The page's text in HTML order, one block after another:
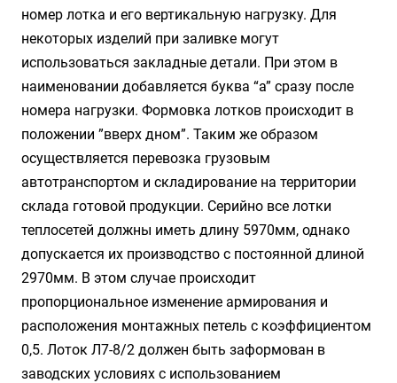
номер лотка и его вертикальную нагрузку. Для
некоторых изделий при заливке могут
использоваться закладные детали. При этом в
наименовании добавляется буква “а” сразу после
номера нагрузки. Формовка лотков происходит в
положении ”вверх дном”. Таким же образом
осуществляется перевозка грузовым
автотранспортом и складирование на территории
склада готовой продукции. Серийно все лотки
теплосетей должны иметь длину 5970мм, однако
допускается их производство с постоянной длиной
2970мм. В этом случае происходит
пропорциональное изменение армирования и
расположения монтажных петель с коэффициентом
0,5. Лоток Л7-8/2 должен быть заформован в
заводских условиях с использованием